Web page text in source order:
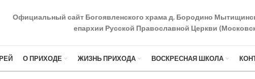
Официальный сайт Богоявленского храма д. Бородино
епархии Русской Православной Церкви
О ПРИХОДЕ ЖИЗНЬ ПРИХОДА ВОСКРЕСНАЯ ШКОЛА